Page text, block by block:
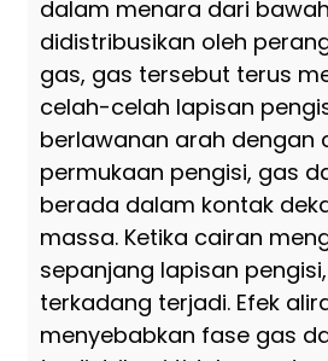
dalam menara dari
didistribusikan oleh
gas, gas tersebut terus
celah-celah lapisan
berlawanan arah dengan
permukaan pengisi, gas
berada dalam kontak
massa. Ketika cairan
sepanjang lapisan
terkadang terjadi. Efek
menyebabkan fase gas